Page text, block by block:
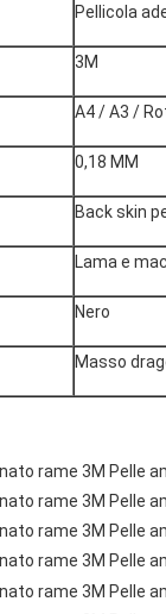
Pellicola
3M
A4 / A3 /
0,18 MM
Back skin
Lama e
Nero
Masso